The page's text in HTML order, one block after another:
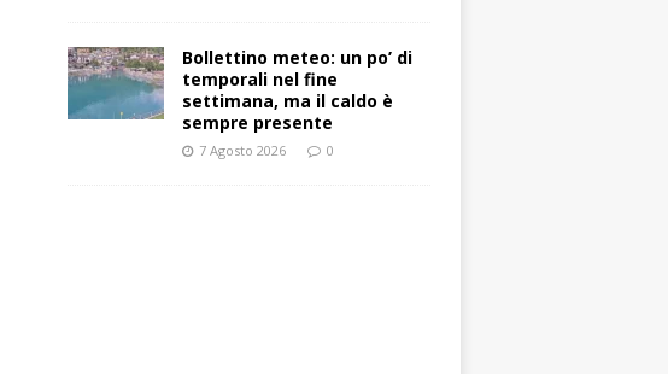
Bollettino meteo: un po’ di
temporali nel fine
settimana, ma il caldo è
sempre presente
7 Agosto 2026 0